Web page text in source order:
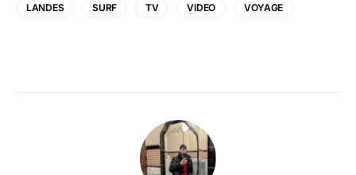
LANDES SURF TV VIDEO VOYAGE